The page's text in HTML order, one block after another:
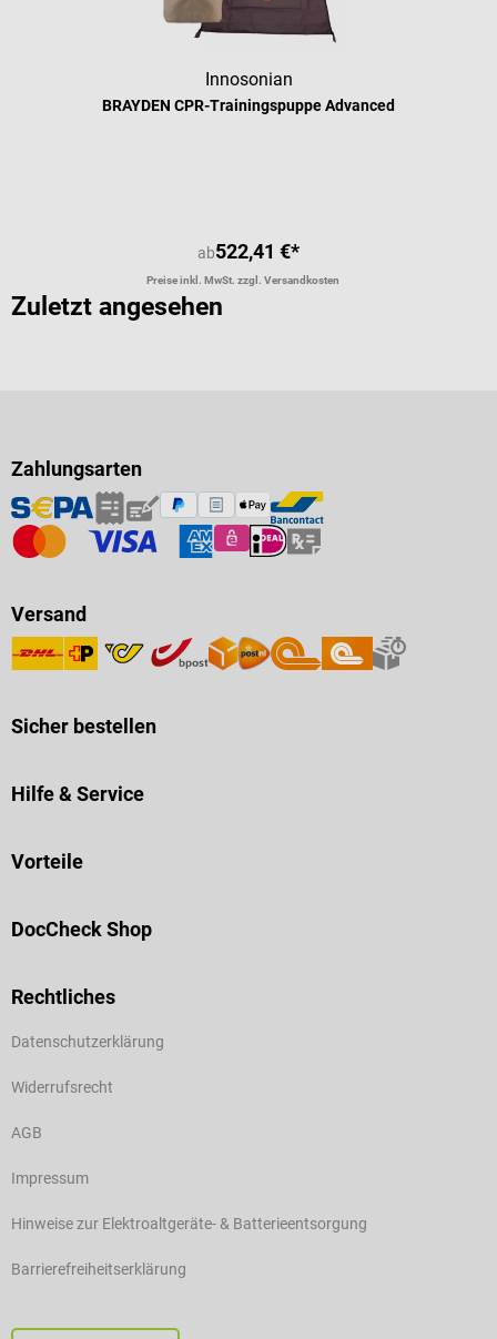
Innosonian
BRAYDEN CPR-Trainingspuppe Advanced
ab522,41 €*
Preise inkl. MwSt. zzgl. Versandkosten
Zuletzt angesehen
Zahlungsarten
Versand
Sicher bestellen
Hilfe & Service
Vorteile
DocCheck Shop
Rechtliches
Datenschutzerklärung
Widerrufsrecht
AGB
Impressum
Hinweise zur Elektroaltgeräte- & Batterieentsorgung
Barrierefreiheitserklärung